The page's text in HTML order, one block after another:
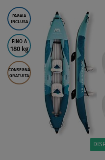
PAGAIA
INCLUSA
FINO A
180 kg
CONSEGNA
GRATUITA